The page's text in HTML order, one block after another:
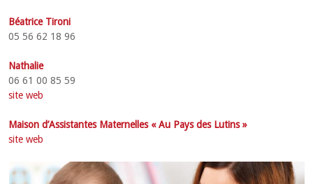
Béatrice Tironi
05 56 62 18 96
Nathalie
06 61 00 85 59
site web
Maison d’Assistantes Maternelles « Au Pays des Lutins »
site web